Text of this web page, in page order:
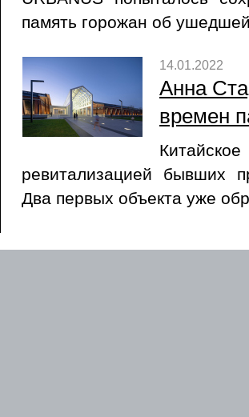
память горожан об
14.01.2022
Анна
времен
ревитализацией бывших
Два первых объекта уже